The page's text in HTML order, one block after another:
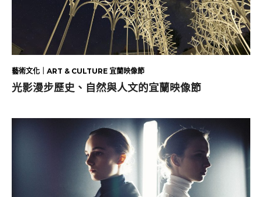
藝術文化｜ART & CULTURE 宜蘭映像節
光影漫步歷史、自然與人文的宜蘭映像節